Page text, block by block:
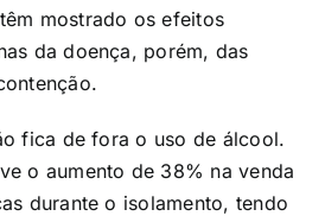
mostrado os efeitos
da doença, porém, das
fica de fora o uso de álcool.
o aumento de 38% na venda
durante o isolamento, tendo